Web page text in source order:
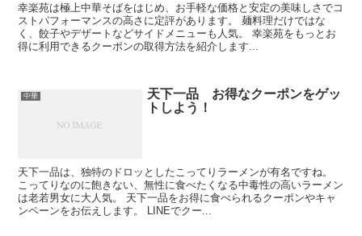
幸楽苑は極上中華そばをはじめ、お手軽な価格と安定の美味しさでコ
ストパフォーマンスの高さに定評があります。 麺料理だけではな
く、餃子やデザートなどサイドメニューも人気。 幸楽苑をもっとお
得に利用できるクーポンの取得方法を紹介します...
中華
天下一品 お得なクーポンをゲッ
トしよう！
天下一品は、独特のドロッとしたこってりラーメンが有名ですね。
こってりなのに飽きない、無性に食べたくなる中毒性の高いラーメン
は老若男女に大人気。 天下一品をお得に食べられるクーポンやキャ
ンペーンをお伝えします。 LINEでクー...